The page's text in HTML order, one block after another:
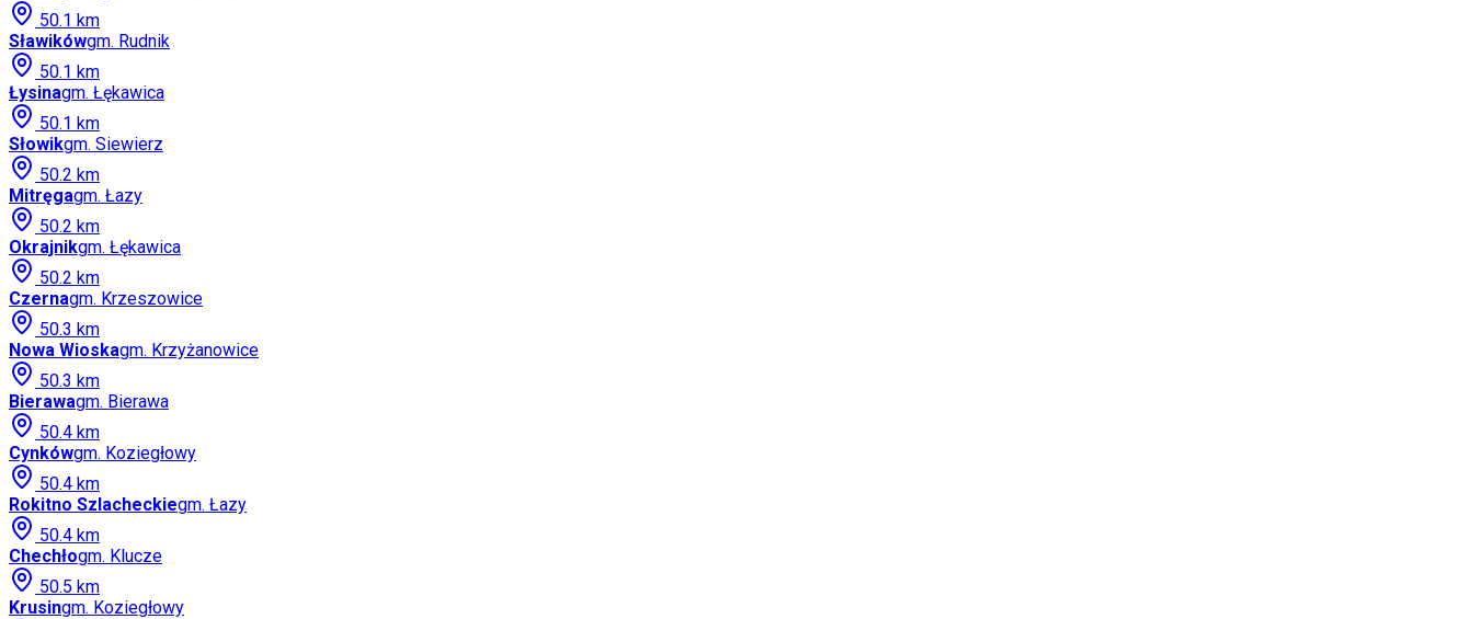
50.1 km
Sławikówgm. Rudnik
50.1 km
Łysinagm. Łękawica
50.1 km
Słowikgm. Siewierz
50.2 km
Mitręgagm. Łazy
50.2 km
Okrajnikgm. Łękawica
50.2 km
Czernagm. Krzeszowice
50.3 km
Nowa Wioskagm. Krzyżanowice
50.3 km
Bierawagm. Bierawa
50.4 km
Cynkówgm. Koziegłowy
50.4 km
Rokitno Szlacheckiegm. Łazy
50.4 km
Chechłogm. Klucze
50.5 km
Krusingm. Koziegłowy